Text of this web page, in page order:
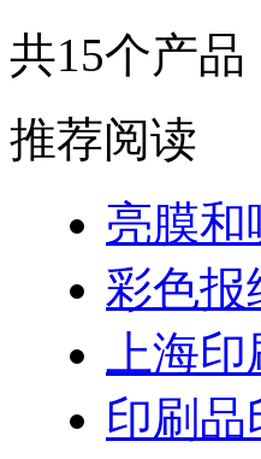
共15个产品
推荐阅读
亮膜和
彩色报
上海
印刷